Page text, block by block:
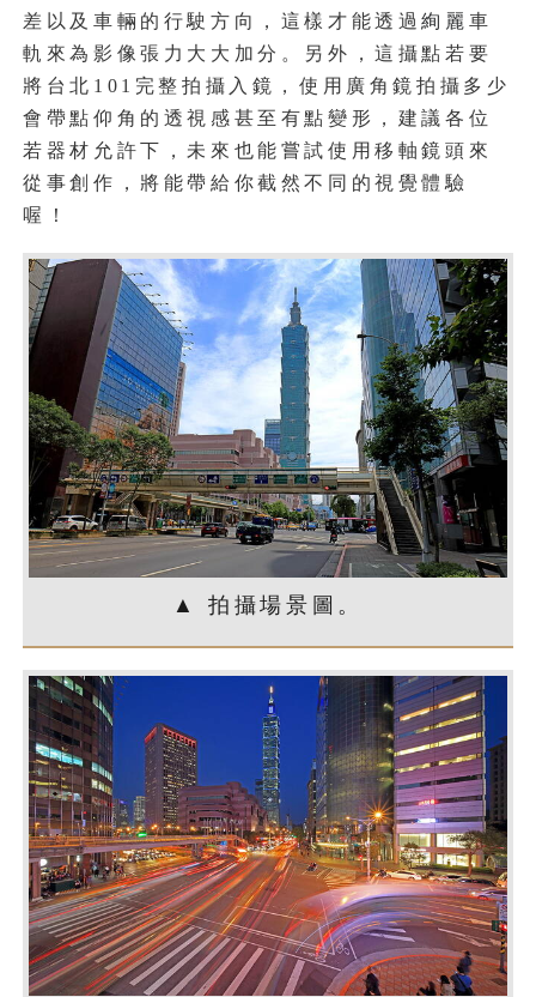
差以及車輛的行駛方向，這樣才能透過絢麗 車
軌來為影像張力大大加分。另外，這攝點若要
將台北101完整拍攝入鏡，使用廣角鏡拍攝多少
會帶點仰角的透視感甚至有點變形，建議各位
若器材允許下，未來也能嘗試使用移軸鏡頭來
從事創作，將能帶給你截然不同的視覺體驗
喔！
▲ 拍攝場景圖。